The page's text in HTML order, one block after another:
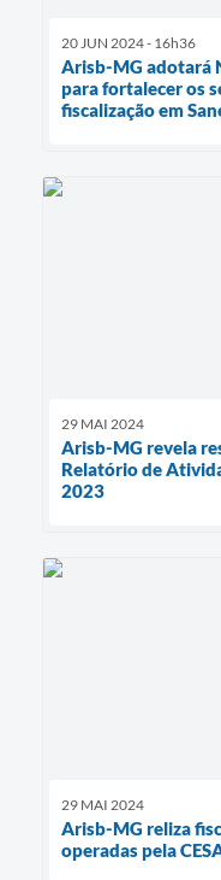
20 JUN 2024 - 16h36
Arisb-MG adotará
para fortalecer os
fiscalização em
29 MAI 2024
Arisb-MG revela
Relatório de
2023
29 MAI 2024
Arisb-MG reliza
operadas pela